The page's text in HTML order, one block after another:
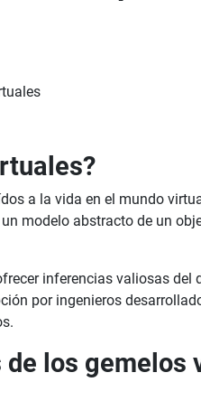
a la vida en el mundo
modelo abstracto de un
inferencias valiosas
por ingenieros
los gemelos